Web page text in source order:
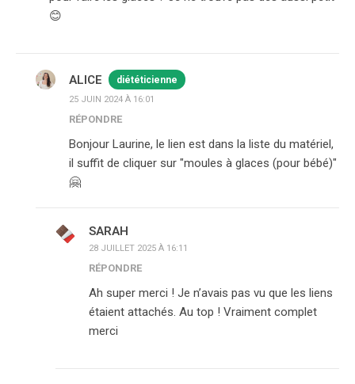
😊
ALICE diététicienne
25 JUIN 2024 À 16:01
RÉPONDRE
Bonjour Laurine, le lien est dans la liste du matériel,
il suffit de cliquer sur "moules à glaces (pour bébé)"
🤗
SARAH
28 JUILLET 2025 À 16:11
RÉPONDRE
Ah super merci ! Je n’avais pas vu que les liens
étaient attachés. Au top ! Vraiment complet
merci